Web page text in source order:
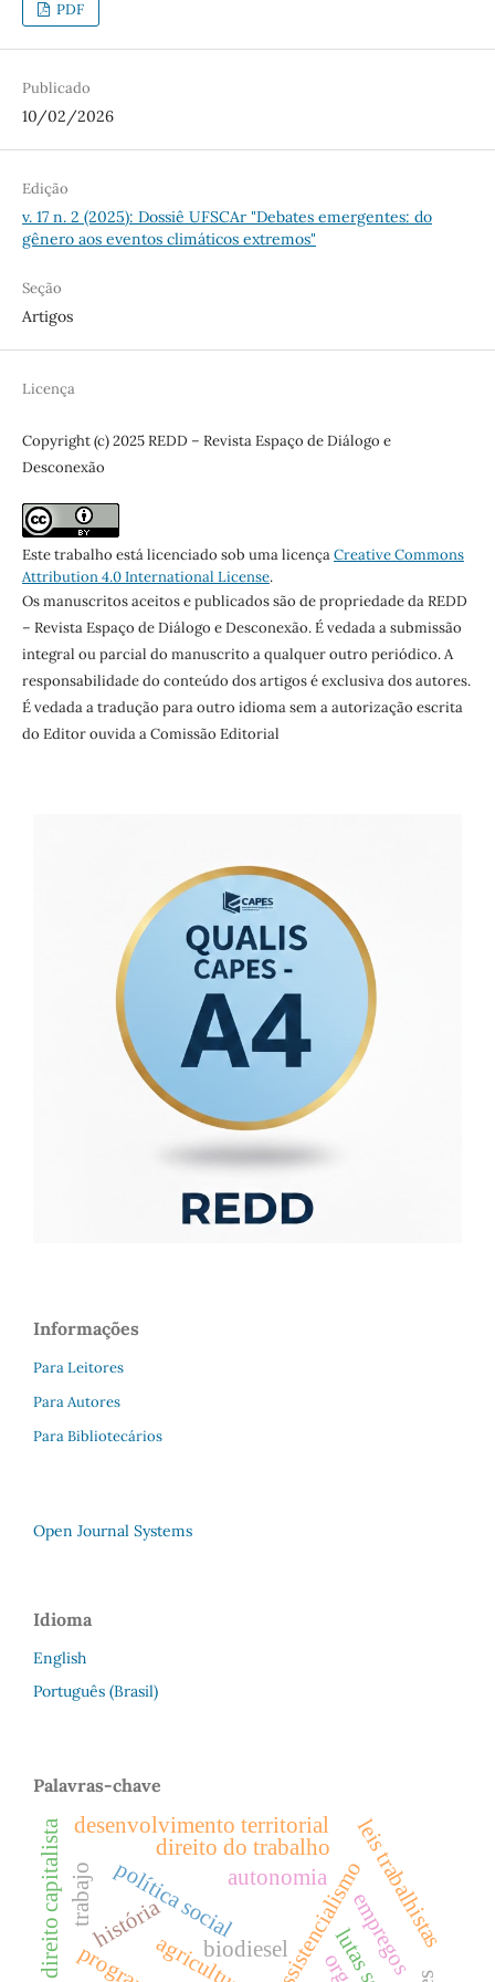
PDF
Publicado
10/02/2026
Edição
v. 17 n. 2 (2025): Dossiê UFSCAr "Debates emergentes: do
gênero aos eventos climáticos extremos"
Seção
Artigos
Licença
Copyright (c) 2025 REDD – Revista Espaço de Diálogo e
Desconexão
Este trabalho está licenciado sob uma licençaCreative Commons
Attribution 4.0 International License.
Os manuscritos aceitos e publicados são de propriedade da REDD
– Revista Espaço de Diálogo e Desconexão. É vedada a submissão
integral ou parcial do manuscrito a qualquer outro periódico. A
responsabilidade do conteúdo dos artigos é exclusiva dos autores.
É vedada a tradução para outro idioma sem a autorização escrita
do Editor ouvida a Comissão Editorial
Informações
Para Leitores
Para Autores
Para Bibliotecários
Open Journal Systems
Idioma
English
Português (Brasil)
Palavras-chave
biodieselassistencialismo
política social empregos
direito do trabalho
história
direito capitalista leis trabalhistas
autonomia
desenvolvimento territorial
trabajo